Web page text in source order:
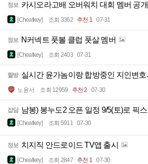
정보 카시오라고배 오버워치 대회 멤버 공개
[Cheatkey] 조회 3362 추천 1 07-31
정보 N커넥트 풋볼 클럽 풋살 멤버
[Cheatkey] 조회 2403 07-31
짤방 실시간 윤가놈이랑 합방중인 지인변
노윤서 조회 12959 추천 2 07-30
잡담 남봉) 봉누도2 오픈 일정 9/5(토)로 픽스
[Cheatkey] 조회 5911 07-30
정보 치지직 안드로이드 TV앱 출시
[Cheatkey] 조회 2847 추천 1 07-30